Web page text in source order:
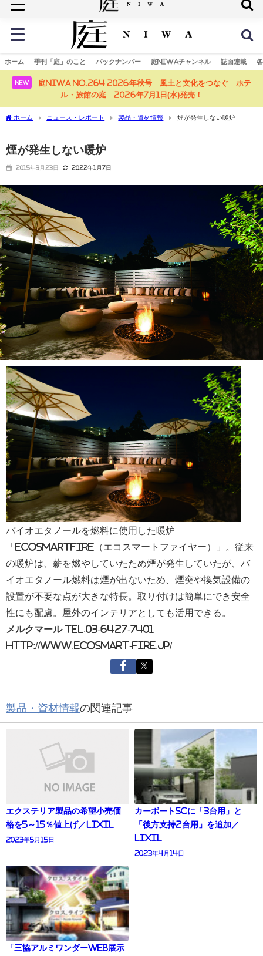
庭の未来へ
ホーム 季刊「庭」のこと バックナンバー 庭NIWAチャンネル 誌面連載
NEW
庭NIWA No.264 2026年秋号 風土と文化をつなぐ ホテ
ル・旅館の庭 2026年7月1日(水)発売！
ホーム ニュース・レポート 製品・資材情報 煙が発生しない暖炉
煙が発生しない暖炉
2015年3月23日 2022年1月7日
バイオエタノールを燃料に使用した暖炉
「ecosmartfire（エコスマートファイヤー）」。従来
の暖炉は、薪を燃やしていたため煙が発生していたが、バ
イオエタノール燃料は煙が出ないため、煙突や換気設備の
設置が不要な点が大きな特長。取り付けは簡単にでき安全
性にも配慮。屋外のインテリアとしても活用できる。
メルクマールTel.03-6427-7401
http://www.ecosmart-fire.jp/
製品・資材情報の関連記事
エクステリア製品の希望小売価
格を5～15％値上げ／LIXIL
2023年5月15日
カーポートSCに「3台用」と
「後方支持2台用」を追加／
LIXIL
2023年4月14日
「三協アルミワンダーWEB展示